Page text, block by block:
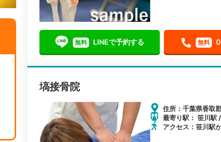
無料 LINEで予約する 無料
塙接骨院
住所：千葉県香取
最寄り駅： 笹川駅
アクセス：笹川駅